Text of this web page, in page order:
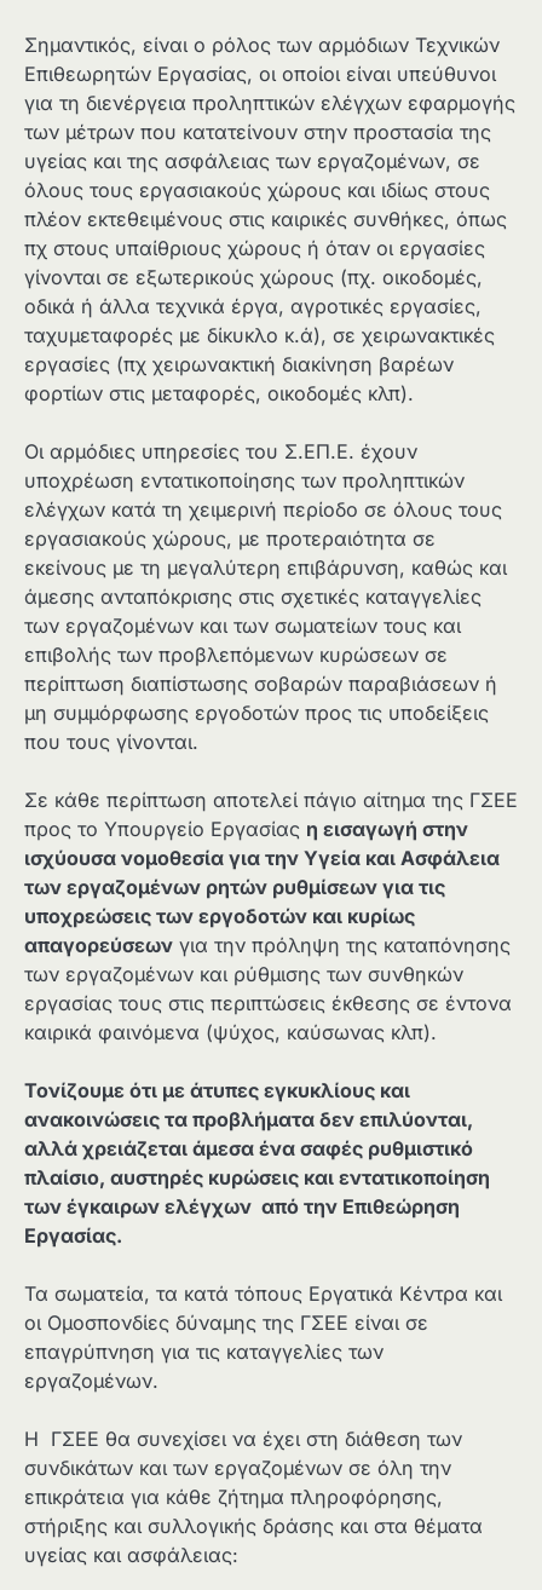
Σημαντικός, είναι ο ρόλος των αρμόδιων Τεχνικών
Επιθεωρητών Εργασίας, οι οποίοι είναι υπεύθυνοι
για τη διενέργεια προληπτικών ελέγχων εφαρμογής
των μέτρων που κατατείνουν στην προστασία της
υγείας και της ασφάλειας των εργαζομένων, σε
όλους τους εργασιακούς χώρους και ιδίως στους
πλέον εκτεθειμένους στις καιρικές συνθήκες, όπως
πχ στους υπαίθριους χώρους ή όταν οι εργασίες
γίνονται σε εξωτερικούς χώρους (πχ. οικοδομές,
οδικά ή άλλα τεχνικά έργα, αγροτικές εργασίες,
ταχυμεταφορές με δίκυκλο κ.ά), σε χειρωνακτικές
εργασίες (πχ χειρωνακτική διακίνηση βαρέων
φορτίων στις μεταφορές, οικοδομές κλπ).
Οι αρμόδιες υπηρεσίες του Σ.ΕΠ.Ε. έχουν
υποχρέωση εντατικοποίησης των προληπτικών
ελέγχων κατά τη χειμερινή περίοδο σε όλους τους
εργασιακούς χώρους, με προτεραιότητα σε
εκείνους με τη μεγαλύτερη επιβάρυνση, καθώς και
άμεσης ανταπόκρισης στις σχετικές καταγγελίες
των εργαζομένων και των σωματείων τους και
επιβολής των προβλεπόμενων κυρώσεων σε
περίπτωση διαπίστωσης σοβαρών παραβιάσεων ή
μη συμμόρφωσης εργοδοτών προς τις υποδείξεις
που τους γίνονται.
Σε κάθε περίπτωση αποτελεί πάγιο αίτημα της ΓΣΕΕ
προς το Υπουργείο Εργασίας η εισαγωγή στην
ισχύουσα νομοθεσία για την Υγεία και Ασφάλεια
των εργαζομένων ρητών ρυθμίσεων για τις
υποχρεώσεις των εργοδοτών και κυρίως
απαγορεύσεων για την πρόληψη της καταπόνησης
των εργαζομένων και ρύθμισης των συνθηκών
εργασίας τους στις περιπτώσεις έκθεσης σε έντονα
καιρικά φαινόμενα (ψύχος, καύσωνας κλπ).
Τονίζουμε ότι με άτυπες εγκυκλίους και
ανακοινώσεις τα προβλήματα δεν επιλύονται,
αλλά χρειάζεται άμεσα ένα σαφές ρυθμιστικό
πλαίσιο, αυστηρές κυρώσεις και εντατικοποίηση
των έγκαιρων ελέγχων από την Επιθεώρηση
Εργασίας.
Τα σωματεία, τα κατά τόπους Εργατικά Κέντρα και
οι Ομοσπονδίες δύναμης της ΓΣΕΕ είναι σε
επαγρύπνηση για τις καταγγελίες των
εργαζομένων.
Η ΓΣΕΕ θα συνεχίσει να έχει στη διάθεση των
συνδικάτων και των εργαζομένων σε όλη την
επικράτεια για κάθε ζήτημα πληροφόρησης,
στήριξης και συλλογικής δράσης και στα θέματα
υγείας και ασφάλειας: